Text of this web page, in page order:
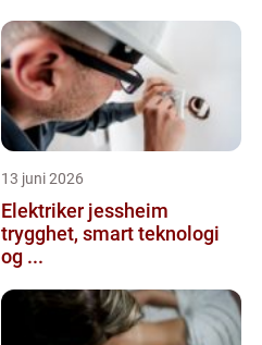
13 juni 2026
Elektriker jessheim
trygghet, smart teknologi
og ...